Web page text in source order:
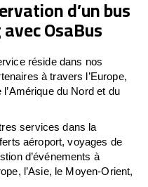
d’un bus
OsaBus
réside dans nos
à travers l’Europe,
du Nord et du
services dans la
aéroport, voyages de
d’événements à
l’Asie, le Moyen-Orient,